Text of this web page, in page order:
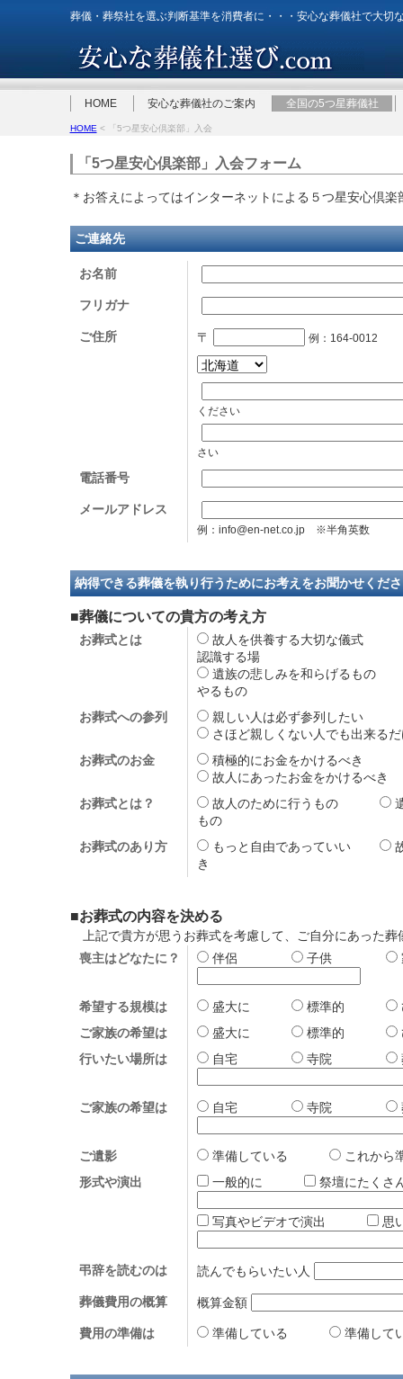
葬儀・葬祭社を選ぶ判断基準を消費者に・・・安心な葬儀社で大切
HOME 安心な葬儀社のご案内 全国の5つ星葬儀社
HOME < 「5つ星安心倶楽部」入会
「5つ星安心倶楽部」入会フォーム
＊お答えによってはインターネットによる５つ星安心倶
ご連絡先
お名前
フリガナ
ご住所 〒 例：164-0012
ください
さい
電話番号
メールアドレス
例：info@en-net.co.jp ※半角英数
納得できる葬儀を執り行うためにお考えをお聞かせくだ
■葬儀についての貴方の考え方
お葬式とは
故人を供養する大切な儀
認識する場
遺族の悲しみを和らげるも
やるもの
お葬式への参列
親しい人は必ず参列した
さほど親しくない人でも出来
お葬式のお金
積極的にお金をかけるべ
故人にあったお金をかける
お葬式とは？
故人のために行うもの
もの
お葬式のあり方
もっと自由であっていい
き
■お葬式の内容を決める
上記で貴方が思うお葬式を考慮して、ご自分にあった葬
喪主はどなたに？
伴侶 子供
希望する規模は 盛大に 標準的
ご家族の希望は
盛大に 標準的
行いたい場所は
自宅 寺院
ご家族の希望は 自宅 寺院
ご遺影 準備している
これか
形式や演出
一般的に 祭壇にた
写真やビデオで演出 思
弔辞を読むのは 読んでもらいたい人
葬儀費用の概算 概算金額
費用の準備は 準備している 準備して